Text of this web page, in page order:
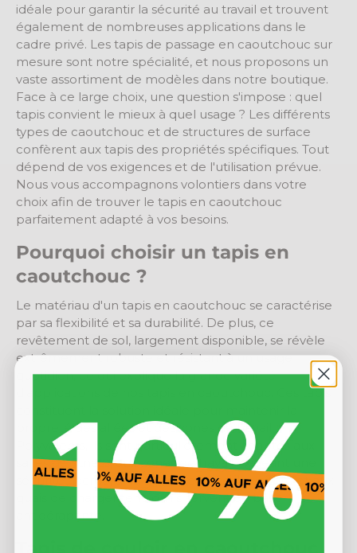
idéale pour garantir la sécurité au travail et trouvent
également de nombreuses applications dans le
cadre privé. Les tapis de passage en caoutchouc sur
mesure sont notre spécialité, et nous proposons un
vaste assortiment de modèles dans notre boutique.
Face à ce large choix, une question s'impose : quel
tapis convient le mieux à quel usage ? Les différents
types de caoutchouc et de structures de surface
confèrent aux tapis des propriétés spécifiques. Tout
dépend de vos exigences et de l'utilisation prévue.
Nous vous accompagnons volontiers dans votre
choix afin de trouver le tapis en caoutchouc
parfaitement adapté à vos besoins.
Pourquoi choisir un tapis en
caoutchouc ?
Le matériau d'un tapis en caoutchouc se caractérise
par sa flexibilité et sa durabilité. De plus, ce
revêtement de sol, largement disponible, se révèle
extrêmement robuste et résistant à un usage
quotidien, ce qui explique la grande variété
d'applications de nos tapis en caoutchouc. Ces tapis
propreté des allées et des zones de travail.
Polyvalents, ils sont particulièrement adaptés aux
salles de fitness, aux zones de travail exigeant une
sécurité accrue, ainsi qu'aux coffres de voiture et aux
quais de chargement, où ils servent de base
antidérapante.